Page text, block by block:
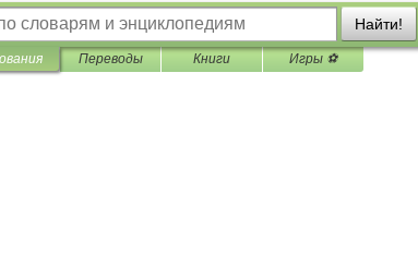
Найти!
Переводы Книги Игры ⚽